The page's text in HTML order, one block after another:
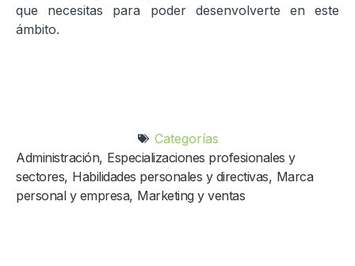
que necesitas para poder desenvolverte en este
ámbito.
Categorías
Administración, Especializaciones profesionales y
sectores, Habilidades personales y directivas, Marca
personal y empresa, Marketing y ventas